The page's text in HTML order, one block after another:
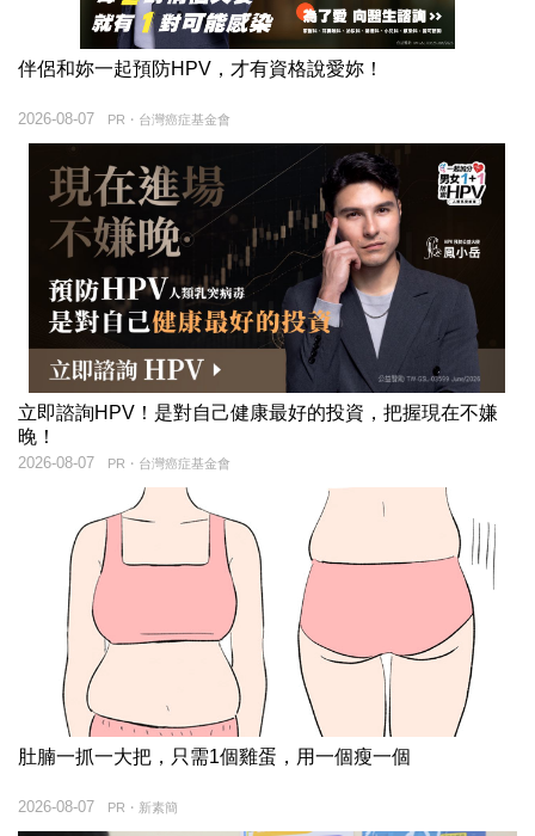
伴侶和妳一起預防HPV，才有資格說愛妳！
PR・台灣癌症基金會
2026-08-07
立即諮詢HPV！是對自己健康最好的投資，把握現在不嫌
晚！
PR・台灣癌症基金會
2026-08-07
肚腩一抓一大把，只需1個雞蛋，用一個瘦一個
PR・新素簡
2026-08-07